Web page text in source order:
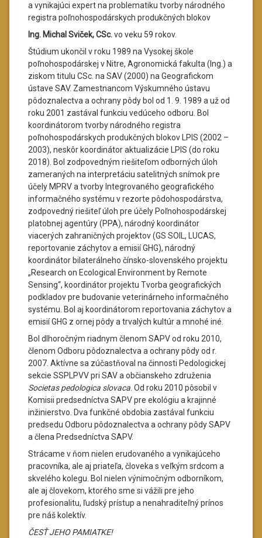
a vynikajúci expert na problematiku tvorby národného
registra poľnohospodárskych produkčných blokov
Ing. Michal Sviček, CSc.vo veku 59 rokov.
Štúdium ukončil v roku 1989 na Vysokej škole
poľnohospodárskej v Nitre, Agronomická fakulta (Ing.) a
ziskom titulu CSc. na SAV (2000) na Geografickom
ústave SAV. Zamestnancom Výskumného ústavu
pôdoznalectva a ochrany pôdy bol od 1. 9. 1989 a už od
roku 2001 zastával funkciu vedúceho odboru. Bol
koordinátorom tvorby národného registra
poľnohospodárskych produkčných blokov LPIS (2002 –
2003), neskôr koordinátor aktualizácie LPIS (do roku
2018). Bol zodpovedným riešiteľom odborných úloh
zameraných na interpretáciu satelitných snímok pre
účely MPRV a tvorby Integrovaného geografického
informačného systému v rezorte pôdohospodárstva,
zodpovedný riešiteľ úloh pre účely Poľnohospodárskej
platobnej agentúry (PPA), národný koordinátor
viacerých zahraničných projektov (GS SOIL, LUCAS,
reportovanie záchytov a emisií GHG), národný
koordinátor bilaterálneho čínsko-slovenského projektu
„Research on Ecological Environment by Remote
Sensing“, koordinátor projektu Tvorba geografických
podkladov pre budovanie veterinárneho informačného
systému. Bol aj koordinátorom reportovania záchytov a
emisií GHG z ornej pôdy a trvalých kultúr a mnohé iné.
Bol dlhoročným riadnym členom SAPV od roku 2010,
členom Odboru pôdoznalectva a ochrany pôdy od r.
2007. Aktívne sa zúčastňoval na činnosti Pedologickej
sekcie SSPLPVV pri SAV a občianskeho združenia
Societas pedologica slovaca. Od roku 2010 pôsobil v
Komisii predsedníctva SAPV pre ekológiu a krajinné
inžinierstvo. Dva funkčné obdobia zastával funkciu
predsedu Odboru pôdoznalectva a ochrany pôdy SAPV
a člena Predsedníctva SAPV.
Strácame v ňom nielen erudovaného a vynikajúceho
pracovníka, ale aj priateľa, človeka s veľkým srdcom a
skvelého kolegu. Bol nielen výnimočným odborníkom,
ale aj človekom, ktorého sme si vážili pre jeho
profesionalitu, ľudský prístup a nenahraditeľný prínos
pre náš kolektív.
ČESŤ JEHO PAMIATKE!